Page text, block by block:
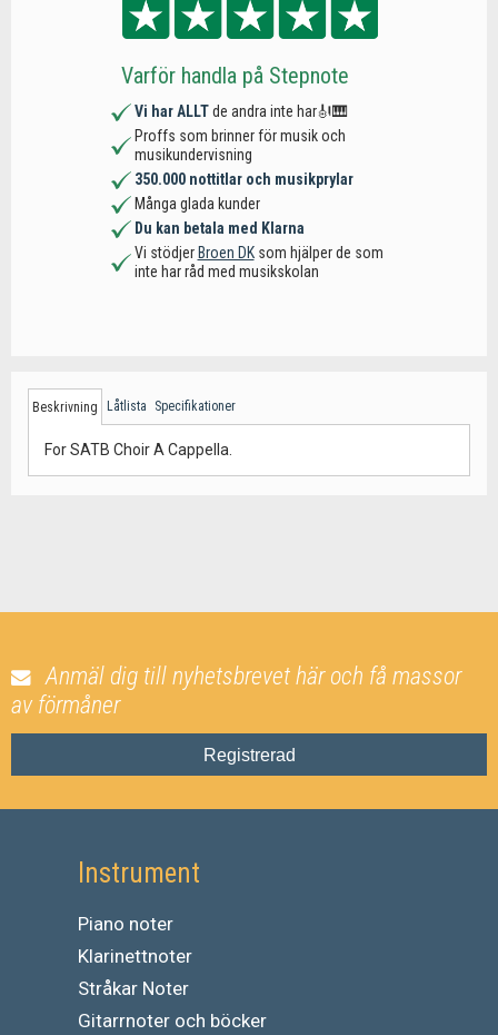
Varför handla på Stepnote
Vi har ALLTde andra inte har🎻🎹
Proffs som brinner för musik och
musikundervisning
350.000 nottitlar och musikprylar
Många glada kunder
Du kan betala med Klarna
Vi stödjer Broen DKsom hjälper de som
inte har råd med musikskolan
Beskrivning Låtlista Specifikationer
For SATB Choir A Cappella.
Anmäl dig till nyhetsbrevet här och få massor
av förmåner
Registrerad
Instrument
Piano noter
Klarinettnoter
Stråkar Noter
Gitarrnoter och böcker